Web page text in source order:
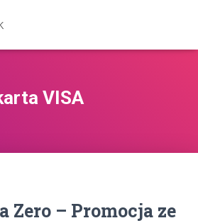
VISA
Zero – Promocja ze